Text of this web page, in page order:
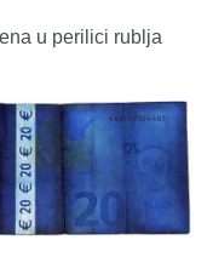
u perilici rublja